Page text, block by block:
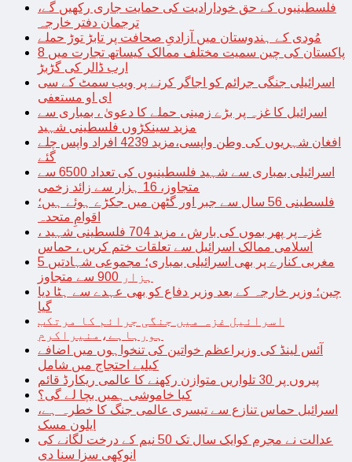
فلسطینیوں کے حق خودارادیت کی حمایت جاری رکھیں گے،
ترجمان دفتر خارجہ
مُودی کے ہندوستان میں آزادیِ صحافت پر تابڑ توڑ حملے
پاکستان کی چین سمیت مختلف ممالک کیساتھ تجارت میں 8
ارب ڈالر کی گڑبڑ
اسرائیلی جنگی جرائم کو اجاگر کرنے پر ویب سمٹ کے سی
ای او مستعفی
اسرائیل کا غزہ پر بڑے زمینی حملے کا دعویٰ ، بمباری سے
مزید سینکڑوں فلسطینی شہید
افغان شہریوں کی وطن واپسی،مزید 4239 افراد واپس چلے
گئے
اسرائیلی بمباری سے شہید فلسطینیوں کی تعداد 6500 سے
متجاوز، 16 ہزار سے زائد زخمی
فلسطینی 56 سال سے جبر اور گٹھن میں جکڑے ہوئے ہیں؛
اقوامِ متحدہ
غزہ پر پھر بموں کی بارش ، مزید 704 فلسطینی شہید ،
اسلامی ممالک اسرائیل سے تعلقات ختم کریں ، حماس
مغربی کنارے پر بھی اسرائیلی بمباری؛ مجموعی شہادتیں 5
ہزار 900 سے متجاوز
چین؛ وزیر خارجہ کے بعد وزیر دفاع کو بھی عہدے سے ہٹا دیا
گیا
اسرائیل غزہ میں جنگی جرائم کا مرتکب
ہورہاہے،منیراکرم
آئس لینڈ کی وزیراعظم خواتین کی تنخواہوں میں اضافے
کیلیے احتجاج میں شامل
پیروں پر 30 تلواریں متوازن رکھنے کا عالمی ریکارڈ قائم
کیا خاموشی ہمیں بچا لے گی؟
اسرائیل حماس تنازع سے تیسری عالمی جنگ کا خطرہ ہے،
ایلون مسک
عدالت نے مجرم کوایک سال تک 50 نیم کے درخت لگانے کی
انوکھی سزا سنا دی